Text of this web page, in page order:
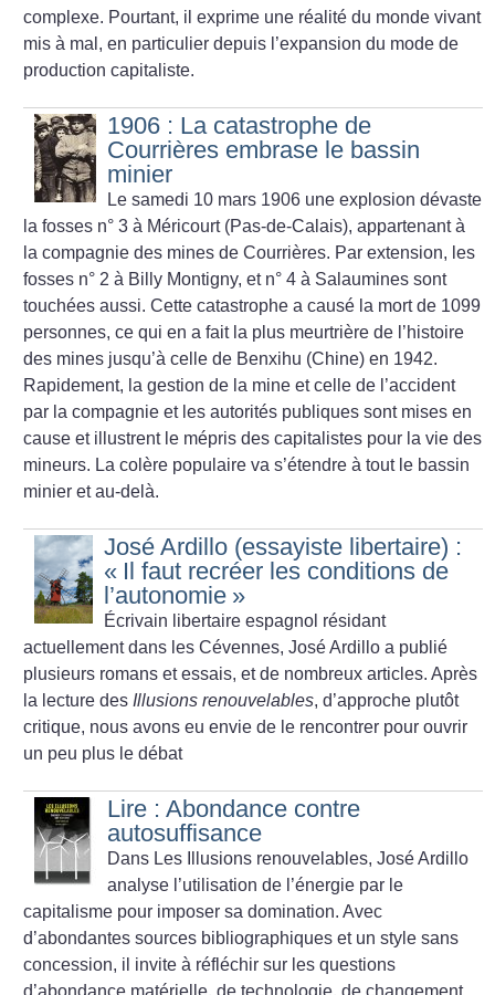
complexe. Pourtant, il exprime une réalité du monde vivant
mis à mal, en particulier depuis l’expansion du mode de
production capitaliste.
1906 : La catastrophe de
Courrières embrase le bassin
minier
Le samedi 10 mars 1906 une explosion dévaste
la fosses n° 3 à Méricourt (Pas-de-Calais), appartenant à
la compagnie des mines de Courrières. Par extension, les
fosses n° 2 à Billy Montigny, et n° 4 à Salaumines sont
touchées aussi. Cette catastrophe a causé la mort de 1099
personnes, ce qui en a fait la plus meurtrière de l’histoire
des mines jusqu’à celle de Benxihu (Chine) en 1942.
Rapidement, la gestion de la mine et celle de l’accident
par la compagnie et les autorités publiques sont mises en
cause et illustrent le mépris des capitalistes pour la vie des
mineurs. La colère populaire va s’étendre à tout le bassin
minier et au-delà.
José Ardillo (essayiste libertaire) :
« Il faut recréer les conditions de
l’autonomie »
Écrivain libertaire espagnol résidant
actuellement dans les Cévennes, José Ardillo a publié
plusieurs romans et essais, et de nombreux articles. Après
la lecture des Illusions renouvelables, d’approche plutôt
critique, nous avons eu envie de le rencontrer pour ouvrir
un peu plus le débat
Lire : Abondance contre
autosuffisance
Dans Les Illusions renouvelables, José Ardillo
analyse l’utilisation de l’énergie par le
capitalisme pour imposer sa domination. Avec
d’abondantes sources bibliographiques et un style sans
concession, il invite à réfléchir sur les questions
d’abondance matérielle, de technologie, de changement